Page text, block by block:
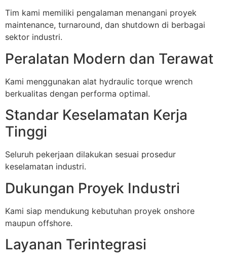
Tim kami memiliki pengalaman menangani proyek
maintenance, turnaround, dan shutdown di berbagai
sektor industri.
Peralatan Modern dan Terawat
Kami menggunakan alat hydraulic torque wrench
berkualitas dengan performa optimal.
Standar Keselamatan Kerja
Tinggi
Seluruh pekerjaan dilakukan sesuai prosedur
keselamatan industri.
Dukungan Proyek Industri
Kami siap mendukung kebutuhan proyek onshore
maupun offshore.
Layanan Terintegrasi